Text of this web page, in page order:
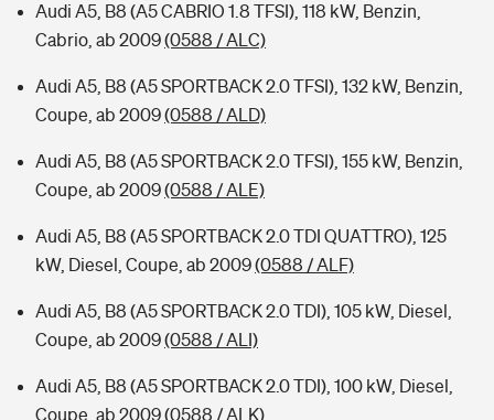
Audi A5, B8 (A5 CABRIO 1.8 TFSI), 118 kW, Benzin,
Cabrio, ab 2009(0588 / ALC)
Audi A5, B8 (A5 SPORTBACK 2.0 TFSI), 132 kW, Benzin,
Coupe, ab 2009(0588 / ALD)
Audi A5, B8 (A5 SPORTBACK 2.0 TFSI), 155 kW, Benzin,
Coupe, ab 2009(0588 / ALE)
Audi A5, B8 (A5 SPORTBACK 2.0 TDI QUATTRO), 125
kW, Diesel, Coupe, ab 2009(0588 / ALF)
Audi A5, B8 (A5 SPORTBACK 2.0 TDI), 105 kW, Diesel,
Coupe, ab 2009(0588 / ALI)
Audi A5, B8 (A5 SPORTBACK 2.0 TDI), 100 kW, Diesel,
Coupe, ab 2009(0588 / ALK)